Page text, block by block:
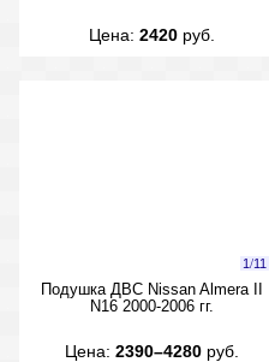
Цена: 2420руб.
1/11
Подушка ДВС Nissan Almera II
N16 2000-2006 гг.
Цена: 2390–4280руб.